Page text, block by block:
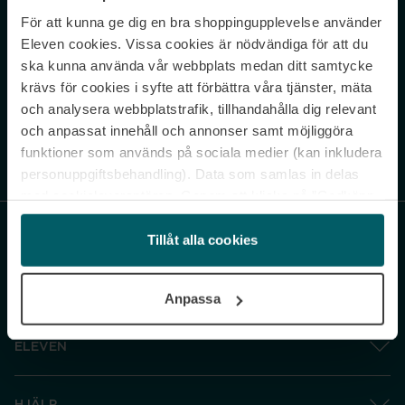
För att kunna ge dig en bra shoppingupplevelse använder
Eleven cookies. Vissa cookies är nödvändiga för att du
ska kunna använda vår webbplats medan ditt samtycke
krävs för cookies i syfte att förbättra våra tjänster, mäta
och analysera webbplatstrafik, tillhandahålla dig relevant
och anpassat innehåll och annonser samt möjliggöra
funktioner som används på sociala medier (kan inkludera
personuppgiftsbehandling). Data som samlas in delas
och gå vidare” accepterar du samtliga cookies medan du
under ”Inställningar” kan anpassa användningen av
cookies. Du kan återkalla ditt samtycke när som helst.
Tillåt alla cookies
Anpassa
Never miss a beat.
Sign up to our newsletter.
Genom att prenumerera accepterar du vår Integritetspolicy. Avprenumerera
ELEVEN